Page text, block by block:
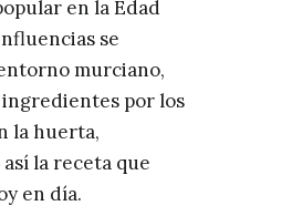
en la Edad
se
murciano,
por los
la huerta,
la receta que
en día.